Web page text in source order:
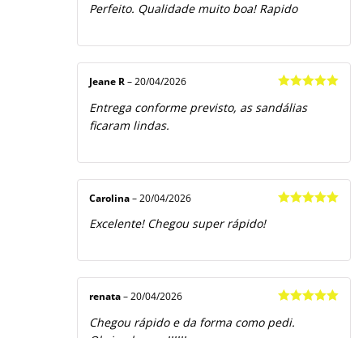
de 5
Perfeito. Qualidade muito boa! Rapido
de 5
Jeane R – 20/04/2026
Entrega conforme previsto, as sandálias
ficaram lindas.
Carolina – 20/04/2026
Excelente! Chegou super rápido!
de 5
renata – 20/04/2026
Chegou rápido e da forma como pedi.